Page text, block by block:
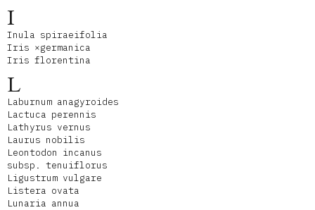
I
Inula spiraeifolia
Iris ×germanica
Iris florentina
L
Laburnum anagyroides
Lactuca perennis
Lathyrus vernus
Laurus nobilis
Leontodon incanus
subsp. tenuiflorus
Ligustrum vulgare
Listera ovata
Lunaria annua